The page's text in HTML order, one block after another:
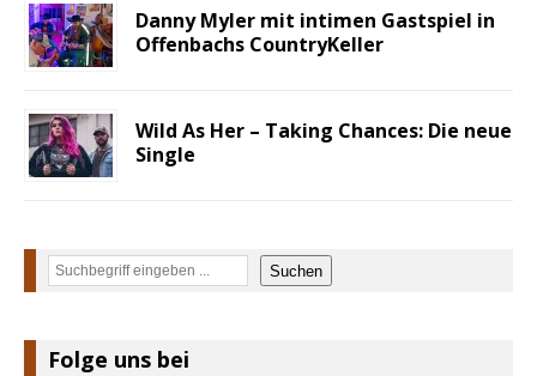
Danny Myler mit intimen Gastspiel in
Offenbachs CountryKeller
Wild As Her – Taking Chances: Die neue
Single
Suchen Suchen
Folge uns bei